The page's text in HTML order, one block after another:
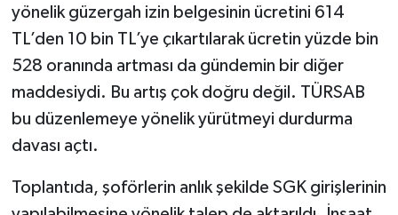
yönelik güzergah izin belgesinin ücretini 614
TL’den 10 bin TL’ye çıkartılarak ücretin yüzde bin
528 oranında artması da gündemin bir diğer
maddesiydi. Bu artış çok doğru değil. TÜRSAB
bu düzenlemeye yönelik yürütmeyi durdurma
davası açtı.
Toplantıda, şoförlerin anlık şekilde SGK girişlerinin